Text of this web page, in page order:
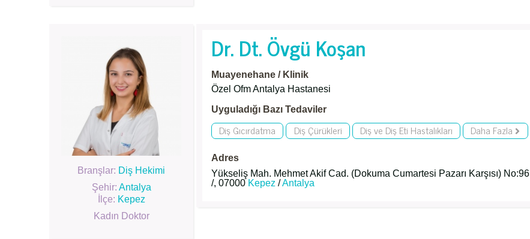
Branşlar: Diş Hekimi
Şehir: Antalya
İlçe: Kepez
Kadın Doktor
Dr. Dt. Övgü Koşan
Muayenehane / Klinik
Özel Ofm Antalya Hastanesi
Uyguladığı Bazı Tedaviler
Diş Gıcırdatma Diş Çürükleri Diş ve Diş Eti Hastalıkları Daha Fazla
Adres
Yükseliş Mah. Mehmet Akif Cad. (Dokuma Cumartesi Pazarı Karşısı) No:96
/, 07000 Kepez /Antalya